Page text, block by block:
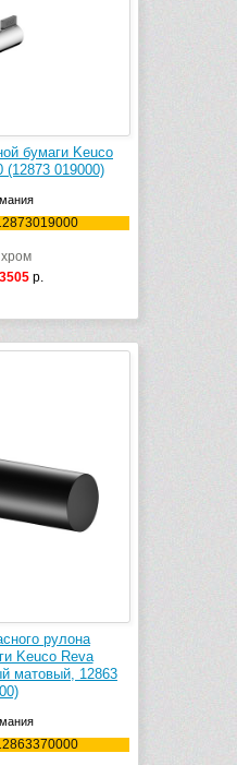
бумаги Keuco
(12873 019000)
р.
рулона
Keuco Reva
матовый, 12863